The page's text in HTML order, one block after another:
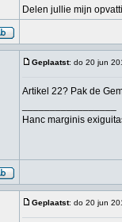
Delen jullie mijn
Geplaatst: do 20 jun
Artikel 22? Pak de
Hanc marginis
Geplaatst: do 20 jun